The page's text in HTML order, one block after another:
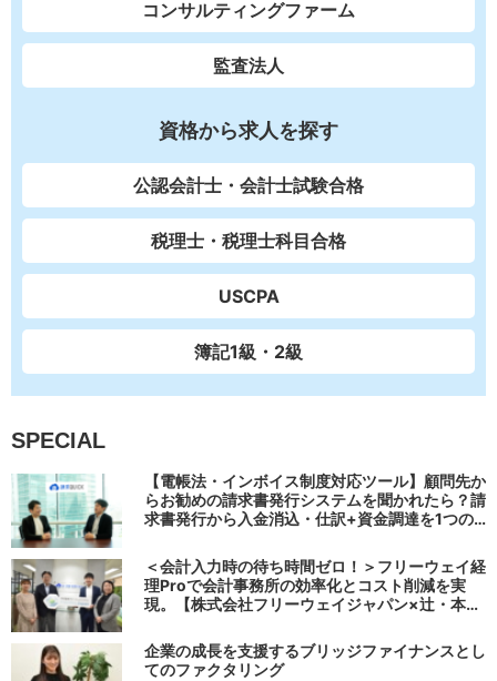
コンサルティングファーム
監査法人
資格から求人を探す
公認会計士・会計士試験合格
税理士・税理士科目合格
USCPA
簿記1級・2級
SPECIAL
【電帳法・インボイス制度対応ツール】顧問先か
らお勧めの請求書発行システムを聞かれたら？請
求書発行から入金消込・仕訳+資金調達を1つの
＜会計入力時の待ち時間ゼロ！＞フリーウェイ経
理Proで会計事務所の効率化とコスト削減を実
現。【株式会社フリーウェイジャパン×辻・本郷
企業の成長を支援するブリッジファイナンスとし
てのファクタリング